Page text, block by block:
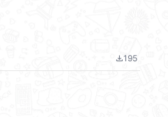
file_download195